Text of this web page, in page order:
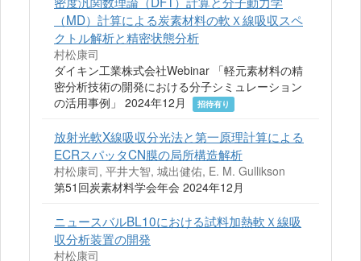
（MD）計算による炭素材料の軟Ｘ線吸収スペ
クトル解析と精密状態分析
村松康司
ダイキン工業株式会社Webinar 「軽元素材料の精
密分析技術の開発における分子シミュレーション
の活用事例」 2024年12月
招待有り
放射光軟X線吸収分光法と第一原理計算による
ECRスパッタCN膜の局所構造解析
村松康司, 平井大智, 城出健佑, E. M. Gullikson
第51回炭素材料学会年会 2024年12月
ニュースバルBL10における試料加熱軟Ｘ線吸
収分析装置の開発
村松康司